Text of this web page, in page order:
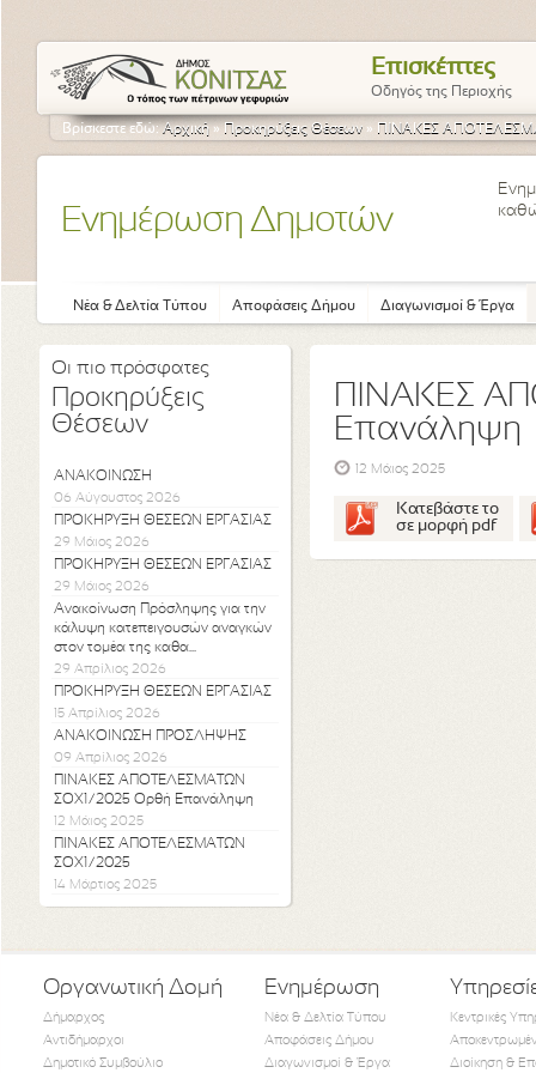
Επισκέπτες
Οδηγός της Περιοχής
Βρίσκεστε εδώ:Αρχική » Προκηρύξεις Θέσεων » ΠΙΝΑΚΕΣ
Ενημέρωση Δημοτών
Νέα & Δελτία Τύπου Αποφάσεις Δήμου Διαγωνισμοί & Έργα
Οι πιο πρόσφατες
Προκηρύξεις
Θέσεων
ΑΝΑΚΟΙΝΩΣΗ
06 Αύγουστος 2026
ΠΡΟΚΗΡΥΞΗ ΘΕΣΕΩΝ ΕΡΓΑΣΙΑΣ
29 Μάιος 2026
ΠΡΟΚΗΡΥΞΗ ΘΕΣΕΩΝ ΕΡΓΑΣΙΑΣ
29 Μάιος 2026
Ανακοίνωση Πρόσληψης για την
κάλυψη κατεπειγουσών αναγκών
στον τομέα της καθα...
29 Απρίλιος 2026
ΠΡΟΚΗΡΥΞΗ ΘΕΣΕΩΝ ΕΡΓΑΣΙΑΣ
15 Απρίλιος 2026
ΑΝΑΚΟΙΝΩΣΗ ΠΡΟΣΛΗΨΗΣ
09 Απρίλιος 2026
ΠΙΝΑΚΕΣ ΑΠΟΤΕΛΕΣΜΑΤΩΝ
ΣΟΧ1/2025 Ορθή Επανάληψη
12 Μάιος 2025
ΠΙΝΑΚΕΣ ΑΠΟΤΕΛΕΣΜΑΤΩΝ
ΣΟΧ1/2025
14 Μάρτιος 2025
ΠΙΝΑΚΕΣ
Επανάληψη
12 Μάιος 2025
Κατεβάστε το
σε μορφή pdf
Οργανωτική Δομή
Δήμαρχος
Αντιδήμαρχοι
Δημοτικό Συμβούλιο
Ενημέρωση
Νέα & Δελτία Τύπου
Αποφάσεις Δήμου
Διαγωνισμοί & Έργα
Κεντρικές
Διοίκηση &